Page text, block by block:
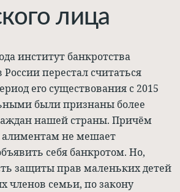
лица
институт банкротства
перестал считаться
его существования с 2015
были признаны более
нашей страны. Причём
алиментам не мешает
себя банкротом. Но,
защиты прав маленьких детей
членов семьи, по закону